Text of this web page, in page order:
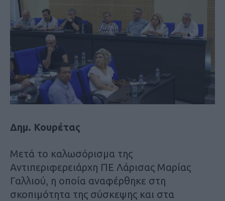
Δημ. Κουρέτας
Μετά το καλωσόρισμα της
Αντιπεριφερειάρχη ΠΕ Λάρισας Μαρίας
Γαλλιού, η οποία αναφέρθηκε στη
σκοπιμότητα της σύσκεψης και στα